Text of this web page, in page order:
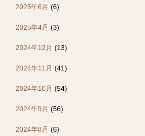
2025年6月 (6)
2025年4月 (3)
2024年12月 (13)
2024年11月 (41)
2024年10月 (54)
2024年9月 (56)
2024年8月 (6)